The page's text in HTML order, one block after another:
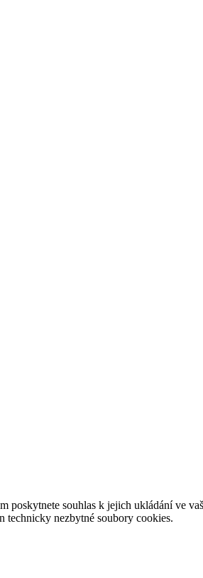
poskytnete souhlas k jejich ukládání ve
technicky nezbytné soubory cookies.